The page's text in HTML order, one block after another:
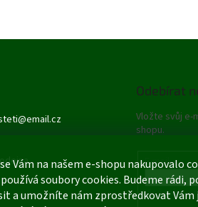
Vám na našem e-shopu nakupovalo
soubory cookies. Budeme rádi,
a umožníte nám zprostředkovat Vám
@email.cz
Odebírat
Vložte svůj e-
shopu.
E-mail
Vložením